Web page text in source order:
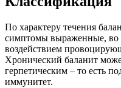
По характеру течения
симптомы выраженные, во
воздействием
Хронический баланит
герпетическим – то есть
иммунитет.